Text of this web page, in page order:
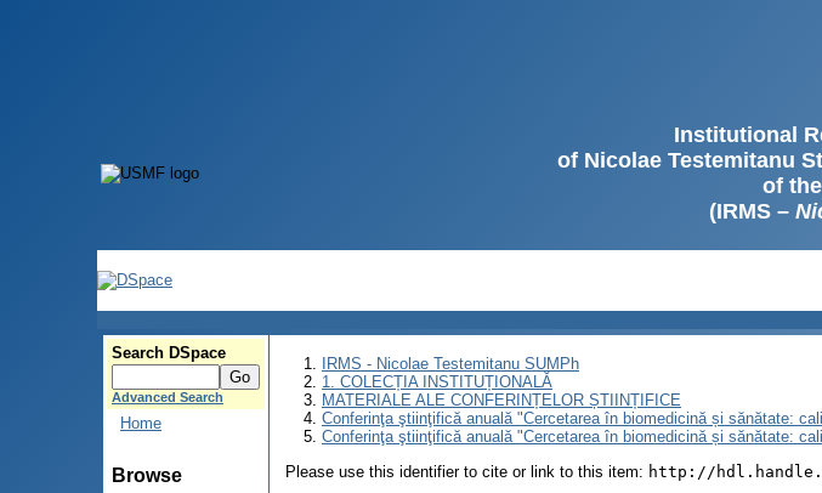
Institutional
of Nicolae Testemitanu
of
(IRMS –
Search DSpace
Advanced Search
Home
Browse
IRMS - Nicolae Testemitanu SUMPh
1. COLECȚIA INSTITUȚIONALĂ
MATERIALE ALE CONFERINȚELOR ȘTIINȚIFICE
Conferinţa ştiinţifică anuală "Cercetarea în biomedicină și sănătate:
Conferinţa ştiinţifică anuală "Cercetarea în biomedicină și sănătate:
Please use this identifier to cite or link to this item: http://